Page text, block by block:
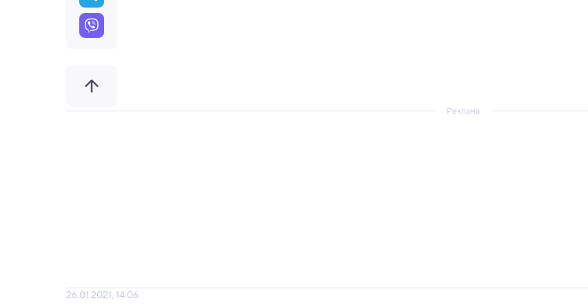
Реклама
26.01.2021, 14:06